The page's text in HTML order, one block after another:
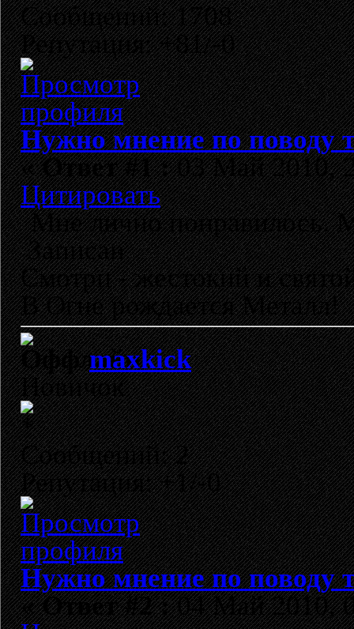
Сообщений: 1708
Репутация: +81/-0
Нужно мнение по поводу
«Ответ #1 :03 Май 2010,
Цитировать
Мне лично понравилось.
Записан
Смотри - жестокий и
В Огне рождается Металл!
maxkick
Новичок
Сообщений: 2
Репутация: +1/-0
Нужно мнение по поводу
«Ответ #2 :04 Май 2010,